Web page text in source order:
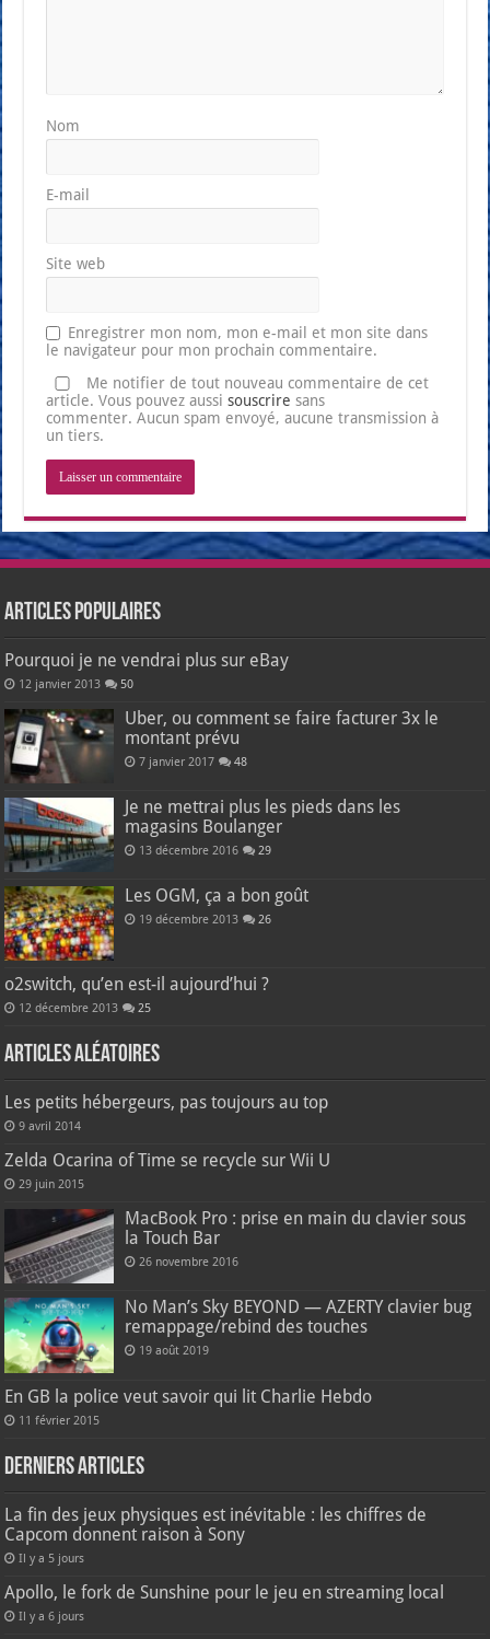
Nom
E-mail
Site web
Enregistrer mon nom, mon e-mail et mon site dans
le navigateur pour mon prochain commentaire.
Me notifier de tout nouveau commentaire de cet
article. Vous pouvez aussisouscrire sans
commenter. Aucun spam envoyé, aucune transmission à
un tiers.
Articles populaires
Pourquoi je ne vendrai plus sur eBay
12 janvier 2013 50
Uber, ou comment se faire facturer 3x le
montant prévu
7 janvier 2017 48
Je ne mettrai plus les pieds dans les
magasins Boulanger
13 décembre 2016 29
Les OGM, ça a bon goût
19 décembre 2013 26
o2switch, qu’en est-il aujourd’hui ?
12 décembre 2013 25
Articles aléatoires
Les petits hébergeurs, pas toujours au top
9 avril 2014
Zelda Ocarina of Time se recycle sur Wii U
29 juin 2015
MacBook Pro : prise en main du clavier sous
la Touch Bar
26 novembre 2016
No Man’s Sky BEYOND — AZERTY clavier bug
remappage/rebind des touches
19 août 2019
En GB la police veut savoir qui lit Charlie Hebdo
11 février 2015
Derniers articles
La fin des jeux physiques est inévitable : les chiffres de
Capcom donnent raison à Sony
Il y a 5 jours
Apollo, le fork de Sunshine pour le jeu en streaming local
Il y a 6 jours